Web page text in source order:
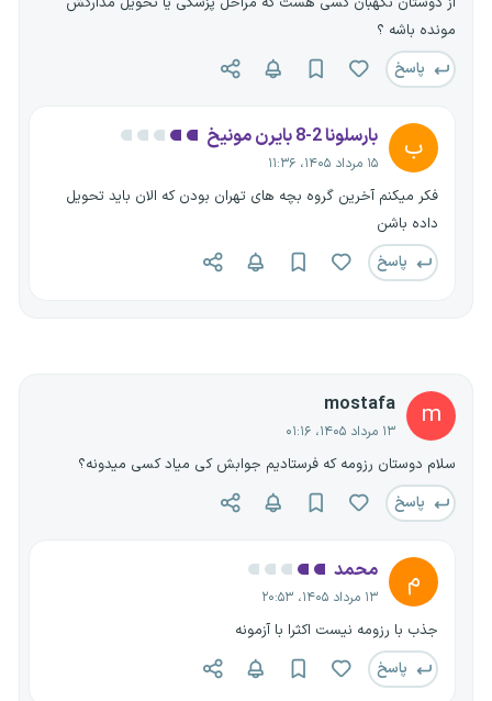
مونده باشه ؟
پاسخ
ب بارسلونا 2-8 بایرن مونیخ
۱۵ مرداد ۱۴۰۵، ۱۱:۳۶
فکر میکنم آخرین گروه بچه های تهران بودن که الان باید تحویل
داده باشن
پاسخ
m
mostafa
۱۳ مرداد ۱۴۰۵، ۰۱:۱۶
سلام دوستان رزومه که فرستادیم جوابش کی میاد کسی میدونه؟
پاسخ
م محمد
۱۳ مرداد ۱۴۰۵، ۲۰:۵۳
جذب با رزومه نیست اکثرا با آزمونه
پاسخ